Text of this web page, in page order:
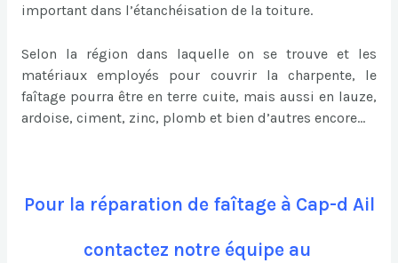
important dans l’étanchéisation de la toiture.
Selon la région dans laquelle on se trouve et les
matériaux employés pour couvrir la charpente, le
faîtage pourra être en terre cuite, mais aussi en lauze,
ardoise, ciment, zinc, plomb et bien d’autres encore…
Pour la réparation de faîtage à Cap-d Ail
contactez notre équipe au